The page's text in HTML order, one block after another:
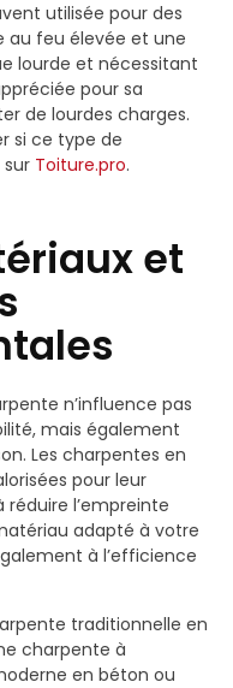
utilisée pour des
au feu élevée et une
lourde et nécessitant
pour sa
de lourdes charges.
si ce type de
Toiture.pro.
et
n’influence pas
mais également
Les charpentes en
pour leur
l’empreinte
adapté à votre
à l’efficience
traditionnelle en
charpente à
en béton ou